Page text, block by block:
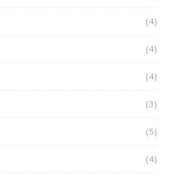
(4)
(4)
(4)
(3)
(5)
(4)